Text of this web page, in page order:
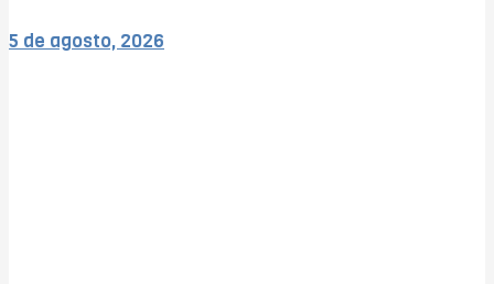
5 de agosto, 2026